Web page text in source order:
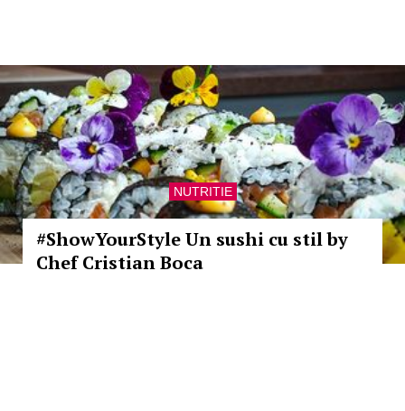
NUTRITIE
#ShowYourStyle Un sushi cu stil by
Chef Cristian Boca